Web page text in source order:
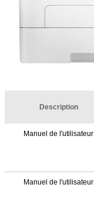
Description
Manuel de l'utilisateur
Manuel de l'utilisateur